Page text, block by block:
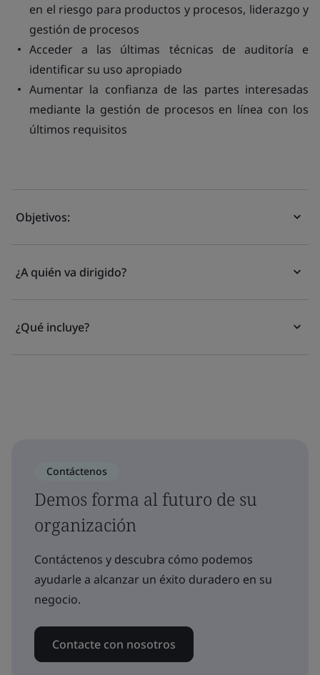
en el riesgo para productos y procesos, liderazgo y
gestión de procesos
Acceder a las últimas técnicas de auditoría e
identificar su uso apropiado
Aumentar la confianza de las partes interesadas
mediante la gestión de procesos en línea con los
últimos requisitos
Objetivos:
¿A quién va dirigido?
¿Qué incluye?
Contáctenos
Demos forma al futuro de su
organización
Contáctenos y descubra cómo podemos
ayudarle a alcanzar un éxito duradero en su
negocio.
Contacte con nosotros